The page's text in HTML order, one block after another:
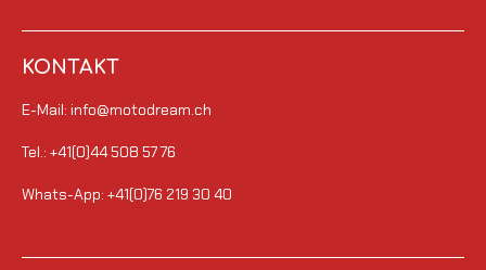
KONTAKT
E-Mail: info@motodream.ch
Tel.: +41(0)44 508 57 76
Whats-App: +41(0)76 219 30 40